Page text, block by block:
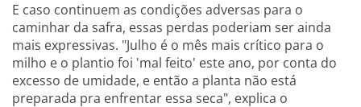
E caso continuem as condições adversas para o
caminhar da safra, essas perdas poderiam ser ainda
mais expressivas. "Julho é o mês mais crítico para o
milho e o plantio foi 'mal feito' este ano, por conta do
excesso de umidade, e então a planta não está
preparada pra enfrentar essa seca", explica o